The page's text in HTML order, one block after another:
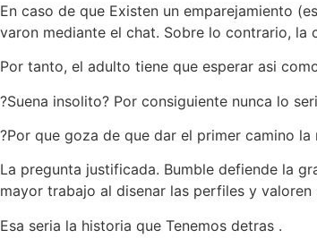
En caso de que Existen un emparejamiento
varon mediante el chat. Sobre lo contrario, la
Por tanto, el adulto tiene que esperar asi­
?Suena insolito? Por consiguiente nunca lo
?Por que goza de que dar el primer camino la
La pregunta justificada. Bumble defiende la
mayor trabajo al disenar las perfiles y
Esa seri­a la historia que Tenemos detras .